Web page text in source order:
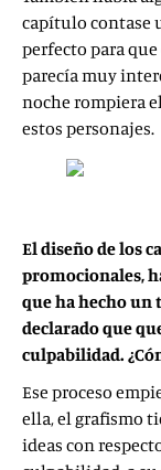
capítulo contase
perfecto para
parecía muy
noche rompiera
estos personajes.
El diseño de los
promocionales,
que ha hecho un
declarado que
culpabilidad.
Ese proceso
ella, el grafismo
ideas con